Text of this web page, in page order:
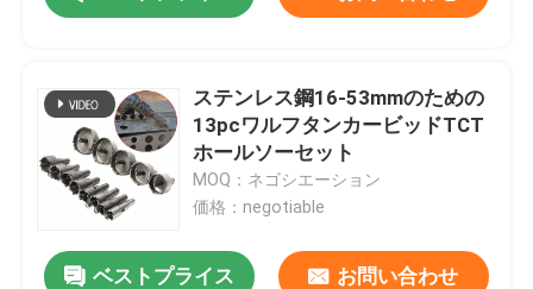
ステンレス鋼16-53mmのための
13pcワルフタンカービッドTCT
ホールソーセット
MOQ：ネゴシエーション
価格：negotiable
ベストプライス お問い合わせ